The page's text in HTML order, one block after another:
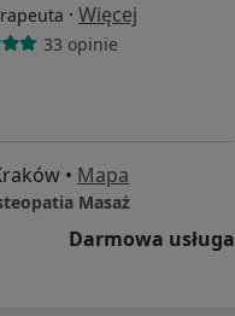
· Więcej
33 opinie
• Mapa
Masaż
Darmowa usługa